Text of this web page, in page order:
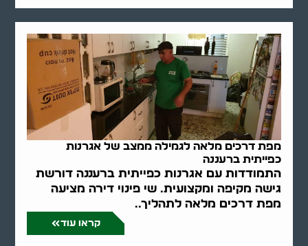
מפת דרכים מלאה לגמילה ממצב של אגרנות
כפייתית ברעננה
התמודדות עם אגרנות כפייתית ברעננה דורשת
גישה מקיפה ומקצועית. שי פינוי דירה מציעה
מפת דרכים מלאה לתהליך..
קראו עוד